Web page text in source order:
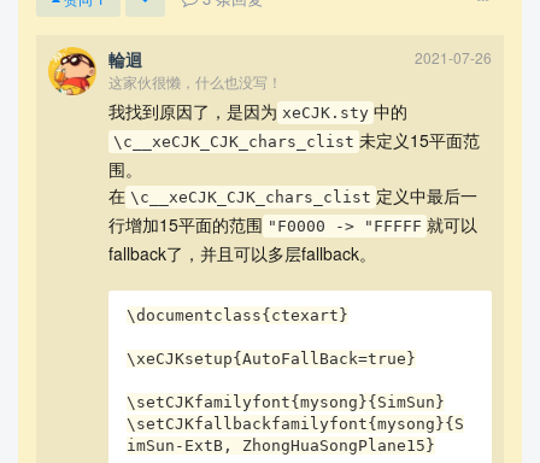
輪迴
2021-07-26
这家伙很懒，什么也没写！
我找到原因了，是因为 xeCJK.sty 中的
\c__xeCJK_CJK_chars_clist 未定义15平面范
围。
在 \c__xeCJK_CJK_chars_clist 定义中最后一
行增加15平面的范围 "F0000 -> "FFFFF 就可以
fallback了，并且可以多层fallback。
\documentclass{ctexart}
\xeCJKsetup{AutoFallBack=true}
\setCJKfamilyfont{mysong}{SimSun}
\setCJKfallbackfamilyfont{mysong}{S
imSun-ExtB, ZhongHuaSongPlane15}